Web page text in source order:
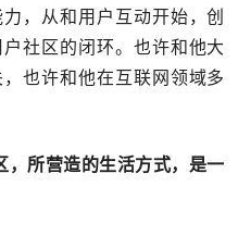
，从和用户互动开始，创
社区的闭环。也许和他大
也许和他在互联网领域多
所营造的生活方式，是一